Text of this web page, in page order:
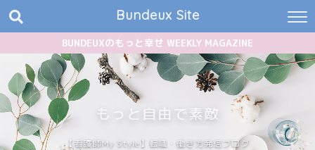
Bundeux Site
BUNDEUXのもっと幸せ WEEKLY MAGAZINE
もっと自由で素敵
【看護師My Style】転職・働き方発信ブログ